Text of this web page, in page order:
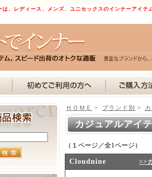
は、レディース、メンズ、ユニセックスのインナーアイテ
ＨＯＭＥ > ブランド別 >
カジュアルアイ
（１ページ／全1ページ）
Cloudnine >>